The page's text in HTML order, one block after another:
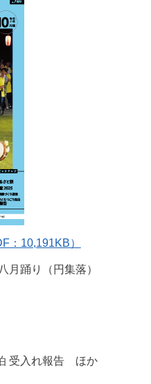
：10,191KB）
月踊り（円集落）
受入れ報告 ほか